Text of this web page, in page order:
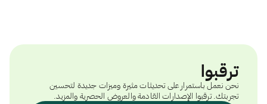
ترقبوا
نحن نعمل باستمرار على تحديثات مثيرة وميزات جديدة لتحسين
تجربتك. ترقبوا الإصدارات القادمة والعروض الحصرية والمزيد.